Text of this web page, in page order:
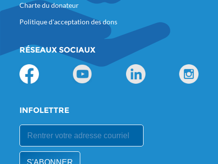
Charte du donateur
Politique d'acceptation des dons
RÉSEAUX SOCIAUX
INFOLETTRE